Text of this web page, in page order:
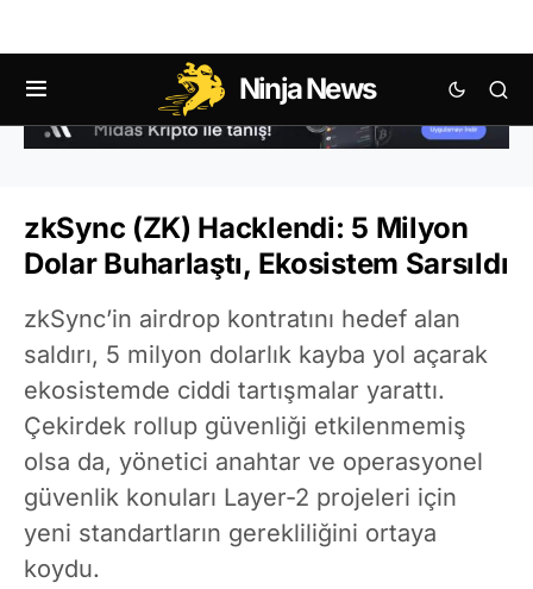
Ninja News
zkSync (ZK) Hacklendi: 5 Milyon
Dolar Buharlaştı, Ekosistem Sarsıldı
zkSync’in airdrop kontratını hedef alan
saldırı, 5 milyon dolarlık kayba yol açarak
ekosistemde ciddi tartışmalar yarattı.
Çekirdek rollup güvenliği etkilenmemiş
olsa da, yönetici anahtar ve operasyonel
güvenlik konuları Layer-2 projeleri için
yeni standartların gerekliliğini ortaya
koydu.